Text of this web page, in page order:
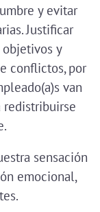
y evitar
Justificar
y
conflictos, por
van
redistribuirse
sensación
emocional,